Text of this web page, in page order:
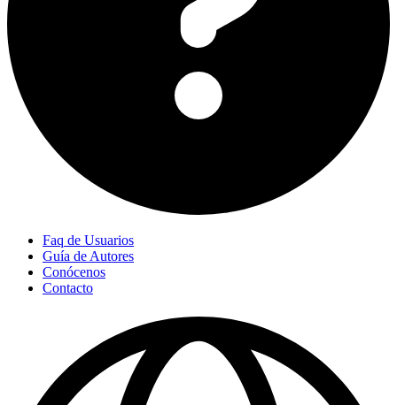
Faq de Usuarios
Guía de Autores
Conócenos
Contacto